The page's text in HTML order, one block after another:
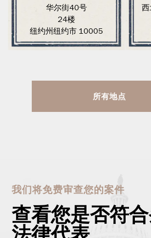
华尔街40号
24楼
纽约州纽约市 10005
所有地点
我们将免费审查您的案件
查看您是否符